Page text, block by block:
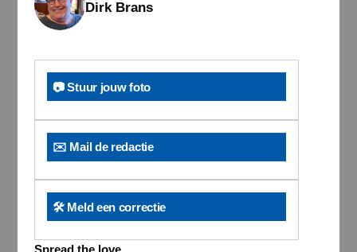
Dirk Brans
📷 Stuur jouw foto
✉️ Mail de redactie
🛠️ Meld een correctie
Spread the love